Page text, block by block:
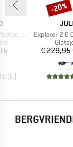
S2-4
(0)
Artikel
Explorer 2.0
€ 229,95
Korting
-20%